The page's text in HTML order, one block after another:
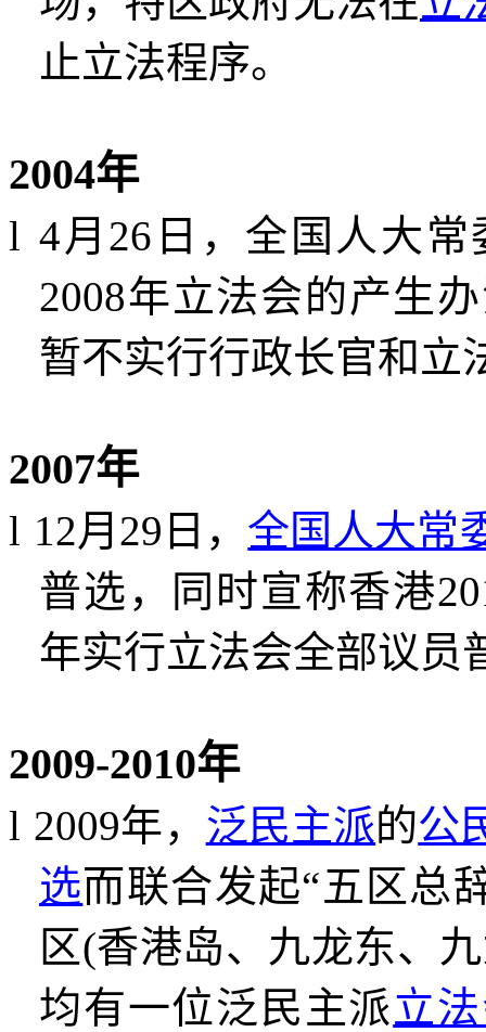
止立法程序。
2004年
l 4月 26 日，全国人大
2008年立法会的产生
暂不实行行政长官和立
2007年
l 12月 29 日， 全国人大常
普选，同时宣称香港
年实行立法会全部议员
2009-2010年
l 2009年， 泛民主派的公
选而联合发起“五区总
区(香港岛、九龙东、
均有一位泛民主派立